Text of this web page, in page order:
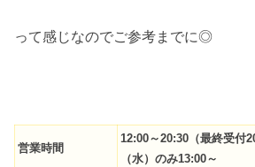
って感じなのでご参考までに◎
営業時間
12:00～20:30（最終受付
（水）のみ13:00～